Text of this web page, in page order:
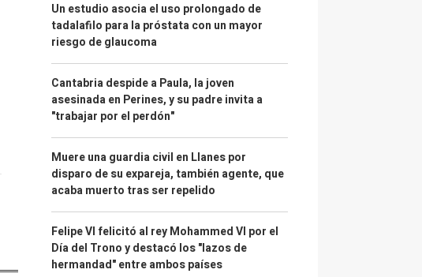
Un estudio asocia el uso prolongado de
tadalafilo para la próstata con un mayor
riesgo de glaucoma
Cantabria despide a Paula, la joven
asesinada en Perines, y su padre invita a
"trabajar por el perdón"
Muere una guardia civil en Llanes por
disparo de su expareja, también agente, que
acaba muerto tras ser repelido
Felipe VI felicitó al rey Mohammed VI por el
Día del Trono y destacó los "lazos de
hermandad" entre ambos países